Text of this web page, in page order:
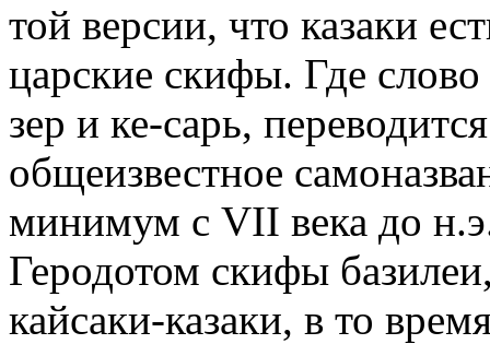
той версии, что казаки
царские скифы. Где
зер и ке-сарь,
общеизвестное
минимум с VII века до
Геродотом скифы
кайсаки-казаки, в то